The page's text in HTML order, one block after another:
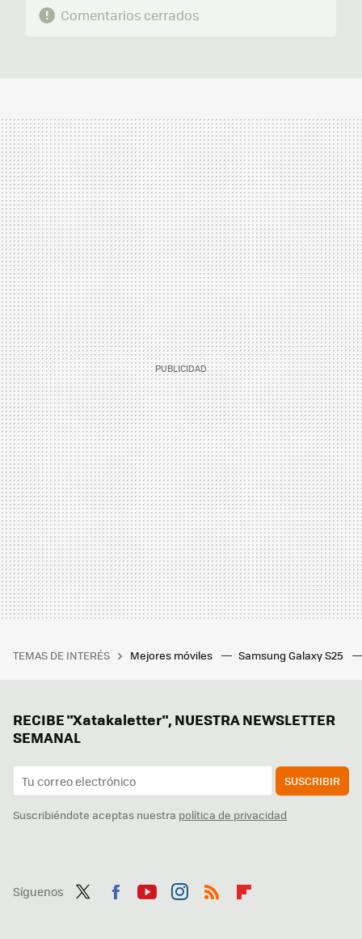
Comentarios cerrados
TEMAS DE INTERÉS Mejores móviles Samsung Galaxy S25
RECIBE "Xatakaletter", NUESTRA NEWSLETTER
SEMANAL
SUSCRIBIR
Suscribiéndote aceptas nuestra política de privacidad
Síguenos